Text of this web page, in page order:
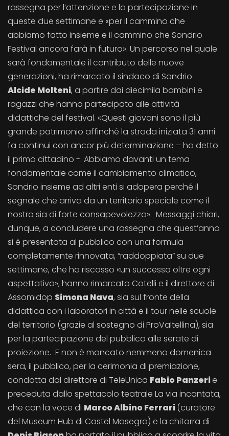
rassegna per l’attenzione e la partecipazione in
queste due settimane e «per il cammino che
abbiamo fatto insieme e il cammino che Sondrio
Festival ancora farà in futuro». Un percorso nel quale
sarà fondamentale il contributo delle nuove
generazioni, ha rimarcato il sindaco di Sondrio
Alcide Molteni, a partire dai diecimila bambini e
ragazzi che hanno partecipato alle attività
didattiche del festival. «Questi giovani sono il più
grande patrimonio affinché la strada iniziata 31 anni
fa continui con ancor più determinazione – ha detto
il primo cittadino -. Abbiamo davanti un tema
fondamentale come il cambiamento climatico,
Sondrio insieme ad altri enti si adopera perché il
segnale che arriva da un territorio speciale come il
nostro sia di forte consapevolezza». Messaggi chiari,
dunque, a concludere una rassegna che quest’anno
si è presentata al pubblico con una formula
completamente rinnovata, “raddoppiata” su due
settimane, che ha riscosso «un successo oltre ogni
aspettativa», hanno rimarcato Cotelli e il direttore di
Assomidop Simona Nava, sia sul fronte della
didattica con i laboratori in città e il tour nelle scuole
del territorio (grazie al sostegno di ProValtellina), sia
per la partecipazione del pubblico alle serate di
proiezione. E non è mancato nemmeno domenica
sera, il pubblico, per la cerimonia di premiazione,
condotta dal direttore di TeleUnica Fabio Panzerie
preceduta dallo spettacolo teatrale La via incantata,
che con la voce di Marco Albino Ferrari(curatore
del Museum Hub di Castel Masegra) e la chitarra di